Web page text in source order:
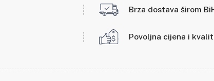
Brza dostava širom
Povoljna cijena i